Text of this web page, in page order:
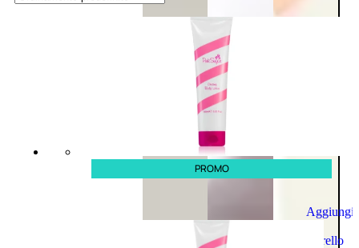
Aggiungi
carrello
PROMO